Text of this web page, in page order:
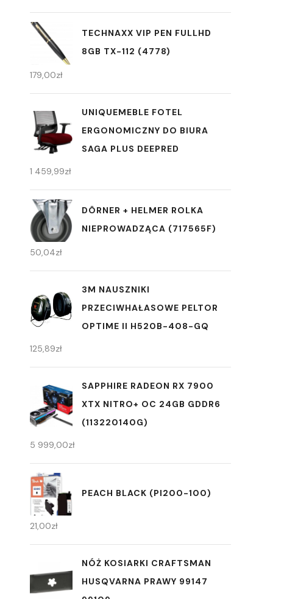
TECHNAXX VIP PEN FULLHD
8GB TX-112 (4778)
179,00zł
UNIQUEMEBLE FOTEL
ERGONOMICZNY DO BIURA
SAGA PLUS DEEPRED
1 459,99zł
DÖRNER + HELMER ROLKA
NIEPROWADZĄCA (717565F)
50,04zł
3M NAUSZNIKI
PRZECIWHAŁASOWE PELTOR
OPTIME II H520B-408-GQ
125,89zł
SAPPHIRE RADEON RX 7900
XTX NITRO+ OC 24GB GDDR6
(113220140G)
5 999,00zł
PEACH BLACK (PI200-100)
21,00zł
NÓŻ KOSIARKI CRAFTSMAN
HUSQVARNA PRAWY 99147